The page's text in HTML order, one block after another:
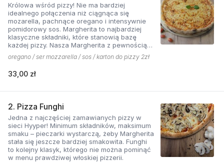
Królowa wśród pizzy! Nie ma bardziej
idealnego połączenia niż ciągnąca się
mozarella, pachnące oregano i intensywnie
pomidorowy sos. Margherita to najbardziej
klasyczne składniki, które stanowią bazę
każdej pizzy. Nasza Margherita z pewnością
nie ma sobie równych w okolicy!
oregano / ser mozzarella / sos / karton do pizzy 2zł
33,00 zł
2. Pizza Funghi
Jedna z najczęściej zamawianych pizzy w
sieci Hyyper! Minimum składników, maksimum
smaku – pieczarki wystarczą, żeby Margherita
stała się jeszcze bardziej smakowita. Funghi
to kolejny klasyk, którego nie można pominąć
w menu prawdziwej włoskiej pizzerii.